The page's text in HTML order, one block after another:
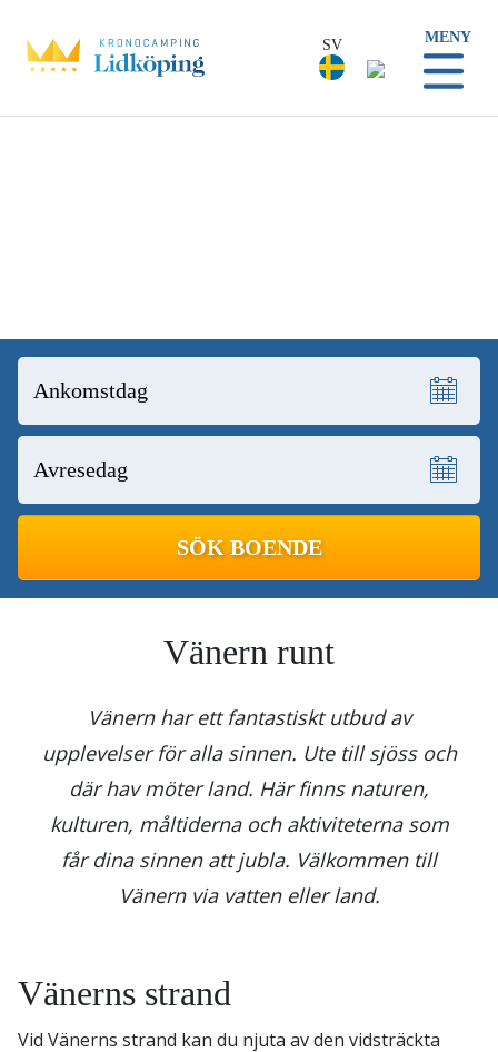
SV MENY
Vänern runt
Vänern har ett fantastiskt utbud av
upplevelser för alla sinnen. Ute till sjöss och
där hav möter land. Här finns naturen,
kulturen, måltiderna och aktiviteterna som
får dina sinnen att jubla. Välkommen till
Vänern via vatten eller land.
Vänerns strand
Vid Vänerns strand kan du njuta av den vidsträckta